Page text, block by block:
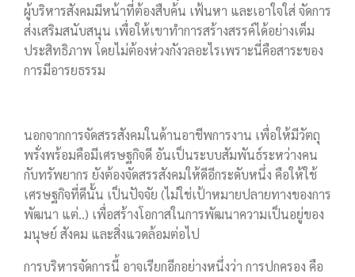
ผู้บริหารสังคมมีหน้าที่ต้องสืบค้น เฟ้นหา และเอาใจใส่ จัดการ
ส่งเสริมสนับสนุน เพื่อให้เขาทำการสร้างสรรค์ได้อย่างเต็ม
ประสิทธิภาพ โดยไม่ต้องห่วงกังวลอะไรเพราะนี่คือสาระของ
การมีอารยธรรม
นอกจากการจัดสรรสังคมในด้านอาชีพการงาน เพื่อให้มีวัตถุ
พรั่งพร้อมคือมีเศรษฐกิจดี อันเป็นระบบสัมพันธ์ระหว่างคน
กับทรัพยากร ยังต้องจัดสรรสังคมให้ดีอีกระดับหนึ่ง คือให้ใช้
เศรษฐกิจที่ดีนั้น เป็นปัจจัย (ไม่ใช่เป้าหมายปลายทางของการ
พัฒนา แต่..) เพื่อสร้างโอกาสในการพัฒนาความเป็นอยู่ของ
มนุษย์ สังคม และสิ่งแวดล้อมต่อไป
การบริหารจัดการนี้ อาจเรียกอีกอย่างหนึ่งว่า การปกครอง คือ